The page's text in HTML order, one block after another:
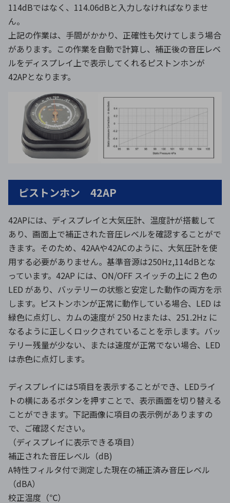
114dBではなく、114.06dBと入力しなければなりませ
ん。
上記の作業は、手間がかかり、正確性も欠けてしまう場合
があります。この作業を自動で計算し、補正後の音圧レベ
ルをディスプレイ上で表示してくれるピストンホンが
42APとなります。
ピストンホン 42AP
42APには、ディスプレイと大気圧計、温度計が搭載して
あり、画面上で補正された音圧レベルを確認することがで
きます。そのため、42AAや42ACのように、大気圧計を使
用する必要がありません。基準音源は250Hz,114dBとな
っています。42AP には、ON/OFF スイッチの上に 2 色の
LED があり、バッテリーの状態と安定した動作の両方を示
します。ピストンホンが正常に動作している場合、LED は
緑色に点灯し、カムの速度が 250 Hzまたは、251.2Hz に
なるように正しくロックされていることを示します。バッ
テリー残量が少ない、または速度が正常でない場合、LED
は赤色に点灯します。
ディスプレイには5項目を表示することができ、LEDライ
トの横にあるボタンを押すことで、表示画面を切り替える
ことができます。下記画像に項目の表示例がありますの
で、ご確認ください。
（ディスプレイに表示できる項目）
補正された音圧レベル（dB)
A特性フィルタ付で測定した現在の補正済み音圧レベル
（dBA）
校正温度（℃）